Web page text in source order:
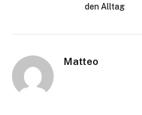
den Alltag
Matteo